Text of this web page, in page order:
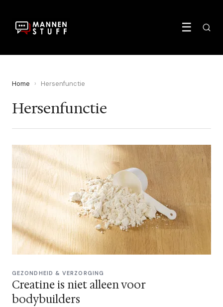
☰
Home › Hersenfunctie
Hersenfunctie
GEZONDHEID & VERZORGING
Creatine is niet alleen voor
bodybuilders